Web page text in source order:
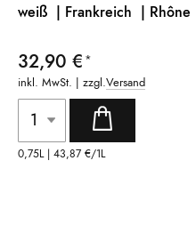
weiß | Frankreich | Rhône
32,90 €
inkl. MwSt. | zzgl.Versand
0,75L | 43,87 €/1L